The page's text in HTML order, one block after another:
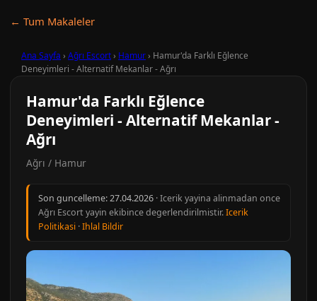
← Tum Makaleler
Ana Sayfa › Ağrı Escort› Hamur› Hamur'da Farklı Eğlence
Deneyimleri - Alternatif Mekanlar - Ağrı
Hamur'da Farklı Eğlence
Deneyimleri - Alternatif Mekanlar -
Ağrı
Ağrı / Hamur
Son guncelleme:27.04.2026 · Icerik yayina alinmadan once
Ağrı Escort yayin ekibince degerlendirilmistir.Icerik
Politikasi ·Ihlal Bildir